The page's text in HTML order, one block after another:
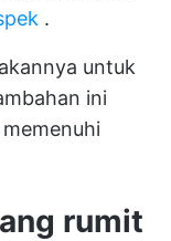
.
untuk
ini
rumit